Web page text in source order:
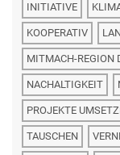
INITIATIVE
KOOPERATIV
MITMACH-REGION
NACHALTIGKEIT
PROJEKTE
TAUSCHEN